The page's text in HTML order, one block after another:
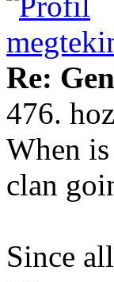
Re:
476.
When
clan
Since